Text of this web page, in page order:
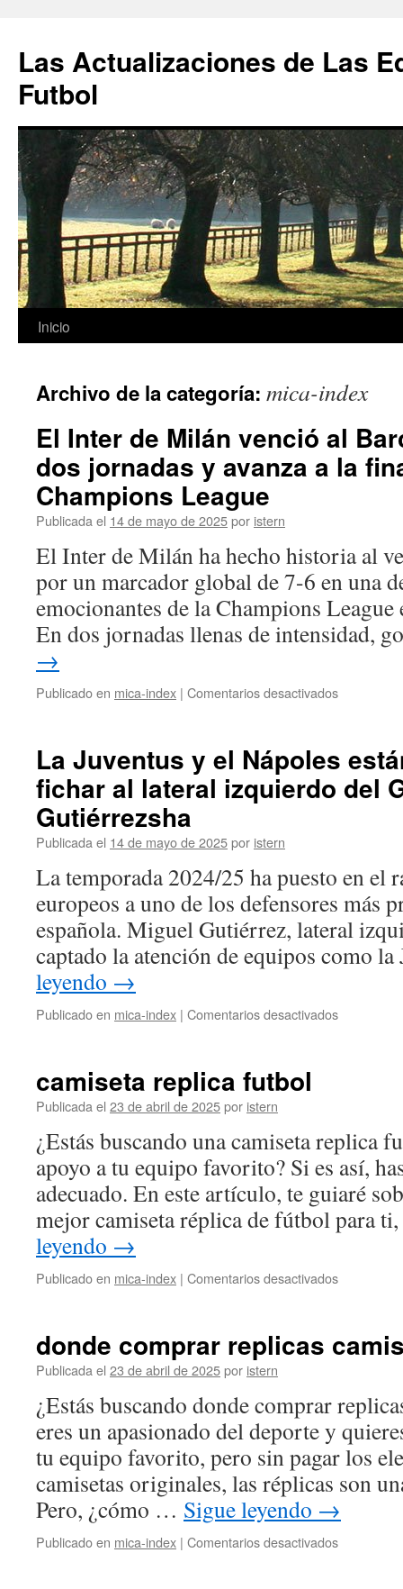
Las Actualizaciones de Las
Futbol
Saltar
contenido
Inicio
Archivo de la categoría: mica-index
El Inter de Milán venció al
dos jornadas y avanza a la
Champions League
Publicada el 14 de mayo de 2025por istern
El Inter de Milán ha hecho historia al
por un marcador global de 7-6 en una
emocionantes de la Champions
En dos jornadas llenas de intensidad,
→
Publicado en mica-index | Comentarios desactivadosen
Milán
venció
al
en
dos
jornadas
y
avanza
final
La Juventus y el Nápoles
fichar al lateral izquierdo del
Gutiérrezsha
Publicada el 14 de mayo de 2025por istern
La temporada 2024/25 ha puesto en el
europeos a uno de los defensores más
española. Miguel Gutiérrez, lateral
captado la atención de equipos como
leyendo →
Publicado en mica-index | Comentarios desactivadosen
interesados
en
fichar
al
izquierdo
Miguel
camiseta replica futbol
Publicada el 23 de abril de 2025por istern
¿Estás buscando una camiseta replica
apoyo a tu equipo favorito? Si es así,
adecuado. En este artículo, te guiaré
mejor camiseta réplica de fútbol para
leyendo →
Publicado en mica-index | Comentarios desactivadosen
donde comprar replicas
Publicada el 23 de abril de 2025por istern
¿Estás buscando donde comprar
eres un apasionado del deporte y
tu equipo favorito, pero sin pagar los
camisetas originales, las réplicas son
Pero, ¿cómo … Sigue leyendo →
Publicado en mica-index | Comentarios desactivadosen